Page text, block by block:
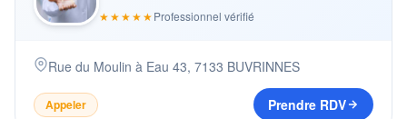
★★★★★Professionnel vérifié
Rue du Moulin à Eau 43, 7133 BUVRINNES
Appeler Prendre RDV